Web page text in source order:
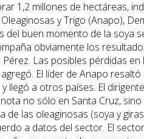
1,2 millones de hectáreas,
y Trigo (Anapo),
del buen momento de la soya
obviamente los
Pérez. Las posibles pérdidas
El líder de Anapo
llegó a otros países. El
no sólo en Santa Cruz,
de las oleaginosas (soya y
a datos del sector. El